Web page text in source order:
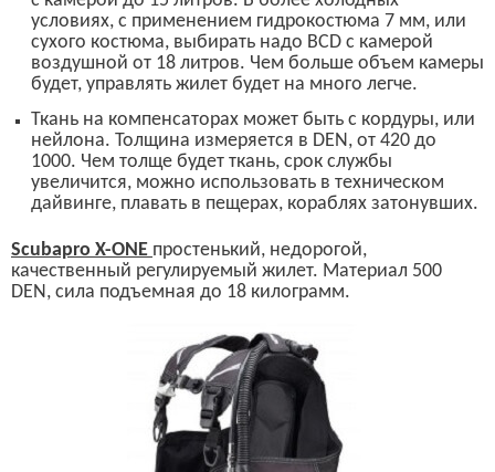
условиях, с применением гидрокостюма 7 мм, или
сухого костюма, выбирать надо BCD с камерой
воздушной от 18 литров. Чем больше объем камеры
будет, управлять жилет будет на много легче.
Ткань на компенсаторах может быть с кордуры, или
нейлона. Толщина измеряется в DEN, от 420 до
1000. Чем толще будет ткань, срок службы
увеличится, можно использовать в техническом
дайвинге, плавать в пещерах, кораблях затонувших.
Scubapro X-ONE простенький, недорогой,
качественный регулируемый жилет. Материал 500
DEN, сила подъемная до 18 килограмм.